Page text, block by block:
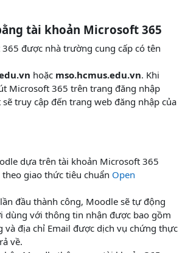
tài khoản Microsoft 365
được nhà trường cung cấp có tên
hoặc mso.hcmus.edu.vn. Khi
Microsoft 365 trên trang đăng nhập
truy cập đến trang web đăng nhập của
dựa trên tài khoản Microsoft 365
giao thức tiêu chuẩn Open
đầu thành công, Moodle sẽ tự động
dùng với thông tin nhận được bao gồm
và địa chỉ Email được dịch vụ chứng thực
về.